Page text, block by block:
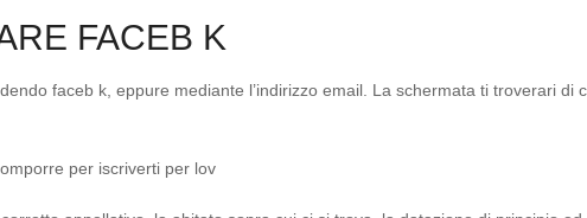
FACEB K
faceb k, eppure mediante l’indirizzo email. La schermata ti troverari di
per iscriverti per lov